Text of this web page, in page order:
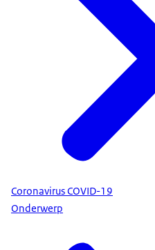
Coronavirus COVID-19
Onderwerp